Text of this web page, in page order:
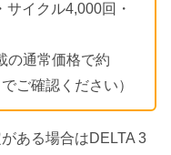
イクル4,000回・
の通常価格で約
ご確認ください）
ある場合はDELTA 3